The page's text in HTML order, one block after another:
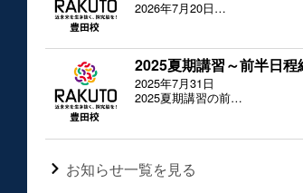
2026年7月20日…
2025夏期講習～前半日程
2025年7月31日
2025夏期講習の前…
お知らせ一覧を見る